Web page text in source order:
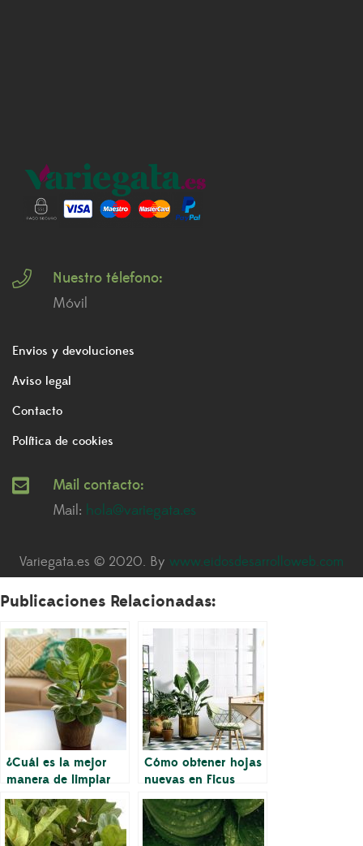
Nuestro télefono:
Móvil
Envios y devoluciones
Aviso legal
Contacto
Política de cookies
Mail contacto:
Mail: hola@variegata.es
Variegata.es © 2020. By www.eidosdesarrolloweb.com
Publicaciones Relacionadas:
¿Cuál es la mejor
manera de limpiar
las hojas de Ficus
Lyrata?
Cómo obtener hojas
nuevas en Ficus
Lyrata